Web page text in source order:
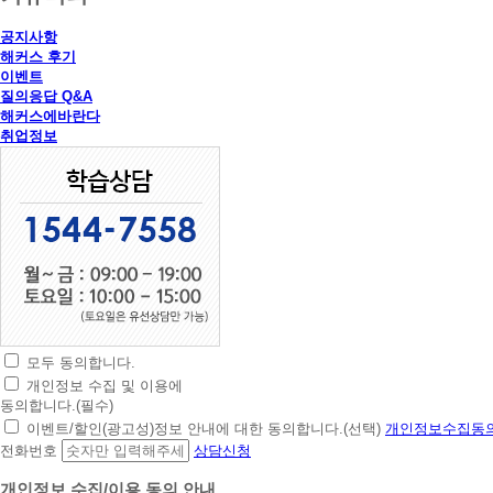
공지사항
해커스 후기
이벤트
질의응답 Q&A
해커스에바란다
취업정보
초
간
편
상
담
모두 동의합니다.
개인정보 수집 및 이용에
동의합니다.(필수)
이벤트/할인(광고성)정보 안내에 대한 동의합니다.(선택) 개인정보수집동
전화번호
상담신청